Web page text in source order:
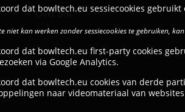
Over ons
dat bowltech.eu sessiecookies
niet kan werken zonder sessiecookies te gebruiken,
dat bowltech.eu first-party cookies
via Google Analytics.
dat bowltech.eu cookies van derde
naar videomateriaal van